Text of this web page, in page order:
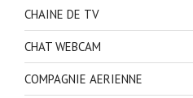
CHAINE DE TV
CHAT WEBCAM
COMPAGNIE AERIENNE